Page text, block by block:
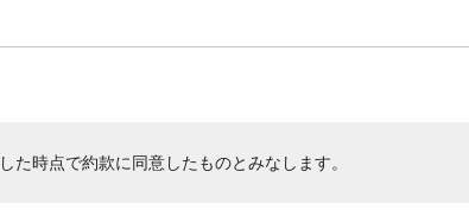
た時点で約款に同意したものとみなします。